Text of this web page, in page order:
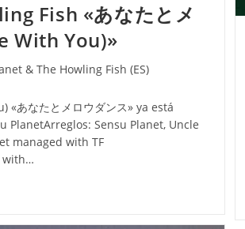
Fish «あなたとメ
With You)»
& The Howling Fish (ES)
«あなたとメロウダンス» ya está
PlanetArreglos: Sensu Planet, Uncle
managed with TF
with…